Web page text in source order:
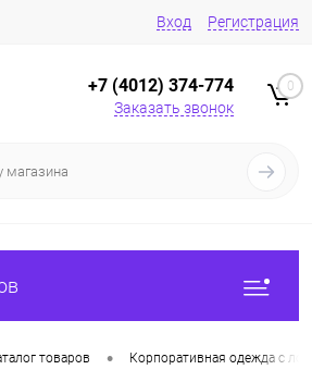
Вход Регистрация
+7 (4012) 374-774
Заказать звонок
0
товаров • Корпоративная одежда с